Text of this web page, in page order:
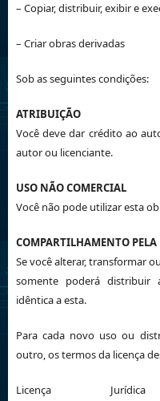
– Copiar, distribuir, exibir e
– Criar obras derivadas
Sob as seguintes condições:
ATRIBUIÇÃO
Você deve dar crédito ao
autor ou licenciante.
USO NÃO COMERCIAL
Você não pode utilizar esta
COMPARTILHAMENTO PELA
Se você alterar, transformar
somente poderá
idêntica a esta.
Para cada novo uso ou
outro, os termos da licença
Licença